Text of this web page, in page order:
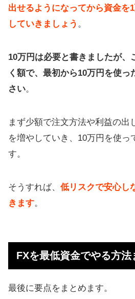
出せるようになってから資金を
していきましょう 。
10万円は必要と書きましたが、
く額で、最初から10万円を使
さい。
まず少額で注文方法や利益の出
を増やしていき、10万円を使っ
す。
そうすれば、 低リスクで安心し
きます。
FXを最低資金でやる方法
最後に要点をまとめます。